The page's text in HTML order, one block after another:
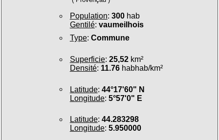
Population: 300hab
Gentilé: vaumeilhois
Type: Commune
Superficie: 25,52km²
Densité: 11.76habhab/km²
Latitude: 44°17'60" N
Longitude: 5°57'0" E
Latitude: 44.283298
Longitude: 5.950000